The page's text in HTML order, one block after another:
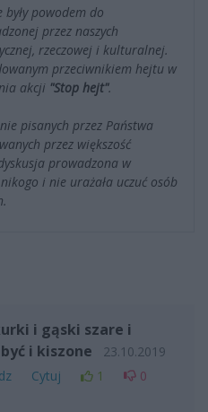
były powodem do
przez naszych
rzeczowej i kulturalnej.
przeciwnikiem hejtu w
akcji "Stop hejt".
pisanych przez Państwa
przez większość
prowadzona w
i nie urażała uczuć osób
i gąski szare i
i kiszone
23.10.2019
Cytuj 1
0